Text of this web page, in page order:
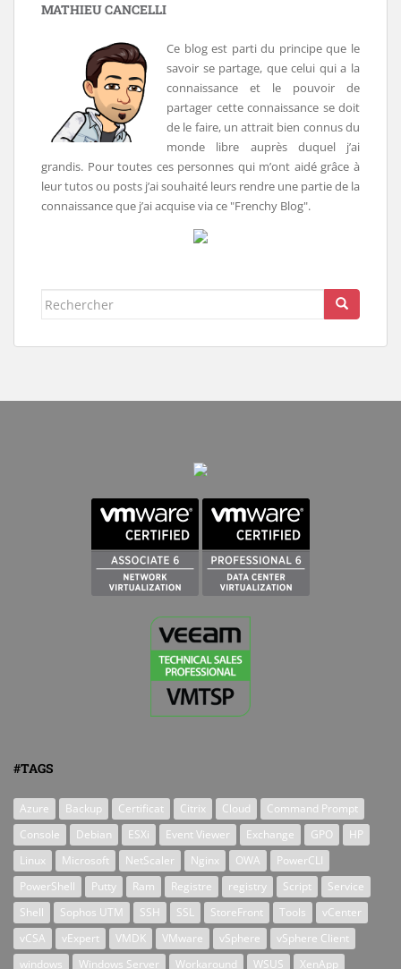
MATHIEU CANCELLI
Ce blog est parti du principe que le
savoir se partage, que celui qui a la
connaissance et le pouvoir de
partager cette connaissance se doit
de le faire, un attrait bien connus du
monde libre auprès duquel j’ai
grandis. Pour toutes ces personnes qui m’ont aidé grâce à
leur tutos ou posts j’ai souhaité leurs rendre une partie de la
connaissance que j’ai acquise via ce "Frenchy Blog".
Rechercher...
#TAGS
Azure Backup Certificat Citrix Cloud
Command Prompt
Console
Debian ESXi Event Viewer Exchange GPO
HP
Linux
Microsoft NetScaler Nginx OWA
PowerCLI
PowerShell
Putty Ram Registre registry Script
Service
Shell
Sophos UTM SSH SSL StoreFront Tools
vCenter
vCSA
vExpert VMDK VMware vSphere
vSphere Client
windows
Windows Server Workaround WSUS XenApp